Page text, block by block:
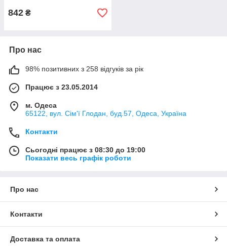
842 ₴
Про нас
98% позитивних з 258 відгуків за рік
Працює з 23.05.2014
м. Одеса
65122, вул. Сім'ї Глодан, буд.57, Одеса, Україна
Контакти
Сьогодні працює з 08:30 до 19:00
Показати весь графік роботи
Про нас
Контакти
Доставка та оплата